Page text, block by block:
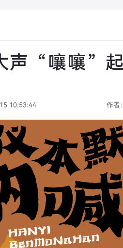
声“嚷嚷”
10:53:44 作者